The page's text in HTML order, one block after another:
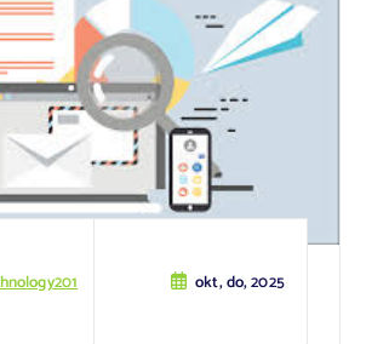
okt, do, 2025